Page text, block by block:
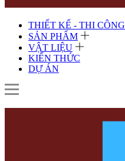
THIẾT KẾ - THI CÔNG
SẢN PHẨM
VẬT LIỆU
KIẾN THỨC
DỰ ÁN